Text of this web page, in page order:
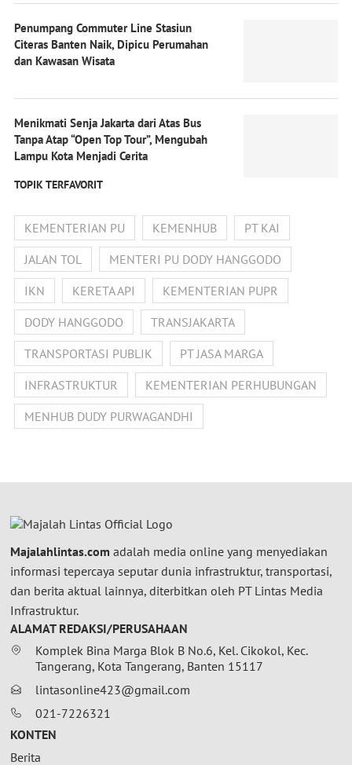
Penumpang Commuter Line Stasiun
Citeras Banten Naik, Dipicu Perumahan
dan Kawasan Wisata
Menikmati Senja Jakarta dari Atas Bus
Tanpa Atap “Open Top Tour”, Mengubah
Lampu Kota Menjadi Cerita
TOPIK TERFAVORIT
KEMENTERIAN PU KEMENHUB
PT KAI
JALAN TOL
MENTERI PU DODY HANGGODO
IKN
KERETA API
KEMENTERIAN PUPR
DODY HANGGODO
TRANSJAKARTA
TRANSPORTASI PUBLIK
PT JASA MARGA
INFRASTRUKTUR
KEMENTERIAN PERHUBUNGAN
MENHUB DUDY PURWAGANDHI
Majalahlintas.com adalah media online yang menyediakan
informasi tepercaya seputar dunia infrastruktur, transportasi,
dan berita aktual lainnya, diterbitkan oleh PT Lintas Media
Infrastruktur.
ALAMAT REDAKSI/PERUSAHAAN
Komplek Bina Marga Blok B No.6, Kel. Cikokol, Kec.
Tangerang, Kota Tangerang, Banten 15117
lintasonline423@gmail.com
021-7226321
KONTEN
Berita